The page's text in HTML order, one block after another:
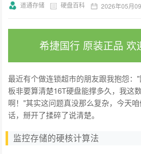
道通存储 硬盘百科 2026年05月
希捷国行 原装正品 欢
最近有个做连锁超市的朋友跟我抱怨：
板非要算清楚16T硬盘能撑多久，我这
啊！"其实这问题真没那么复杂，今天
话，掰开了揉碎了说清楚。
监控存储的硬核计算法